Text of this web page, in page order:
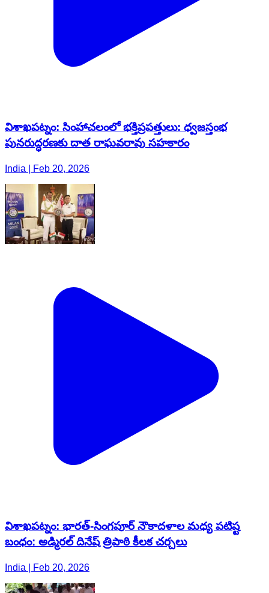
విశాఖపట్నం: సింహాచలంలో భక్తిప్రపత్తులు: ధ్వజస్తంభ
పునరుద్ధరణకు దాత రాఘవరావు సహకారం
India | Feb 20, 2026
విశాఖపట్నం: భారత్-సింగపూర్ నౌకాదళాల మధ్య పటిష్ట
బంధం: అడ్మిరల్ దినేష్ త్రిపాఠి కీలక చర్చలు
India | Feb 20, 2026